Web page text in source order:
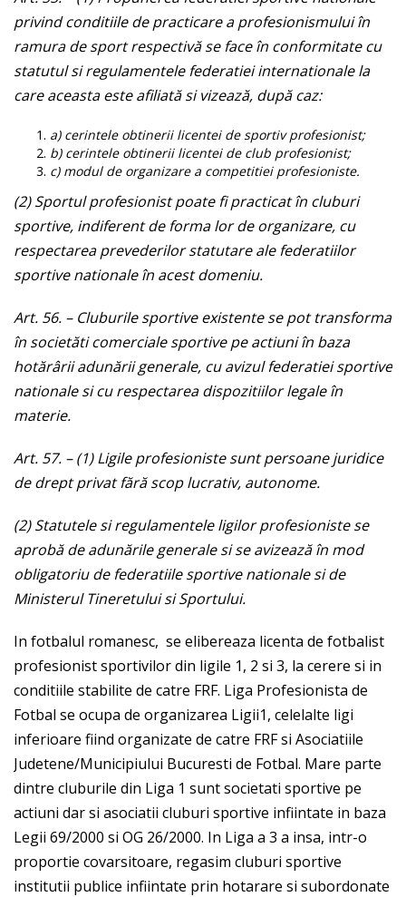
privind conditiile de practicare a profesionismului în
ramura de sport respectivă se face în conformitate cu
statutul si regulamentele federatiei internationale la
care aceasta este afiliată si vizează, după caz:
a) cerintele obtinerii licentei de sportiv profesionist;
b) cerintele obtinerii licentei de club profesionist;
c) modul de organizare a competitiei profesioniste.
(2)Sportul profesionist poate fi practicat în cluburi
sportive, indiferent de forma lor de organizare, cu
respectarea prevederilor statutare ale federatiilor
sportive nationale în acest domeniu.
Art. 56. – Cluburile sportive existente se pot transforma
în societăti comerciale sportive pe actiuni în baza
hotărârii adunării generale, cu avizul federatiei sportive
nationale si cu respectarea dispozitiilor legale în
materie.
Art. 57. – (1) Ligile profesioniste sunt persoane juridice
de drept privat fără scop lucrativ, autonome.
(2)Statutele si regulamentele ligilor profesioniste se
aprobă de adunările generale si se avizează în mod
obligatoriu de federatiile sportive nationale si de
Ministerul Tineretului si Sportului.
In fotbalul romanesc, se elibereaza licenta de fotbalist
profesionist sportivilor din ligile 1, 2 si 3, la cerere si in
conditiile stabilite de catre FRF. Liga Profesionista de
Fotbal se ocupa de organizarea Ligii1, celelalte ligi
inferioare fiind organizate de catre FRF si Asociatiile
Judetene/Municipiului Bucuresti de Fotbal. Mare parte
dintre cluburile din Liga 1 sunt societati sportive pe
actiuni dar si asociatii cluburi sportive infiintate in baza
Legii 69/2000 si OG 26/2000. In Liga a 3 a insa, intr-o
proportie covarsitoare, regasim cluburi sportive
institutii publice infiintate prin hotarare si subordonate